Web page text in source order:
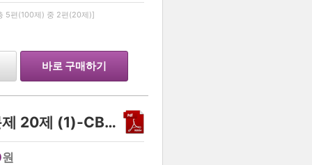
5편(100제) 중 2편(20제)]
바로 구매하기
상위권영어, 경찰대 어휘문제 20제 (1)-CBenglish
원